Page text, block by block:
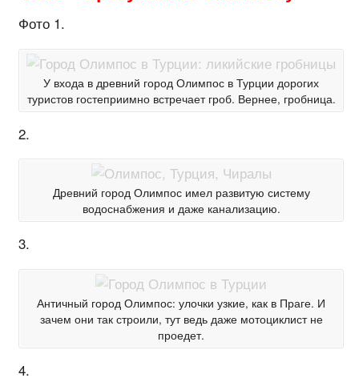
Фото 1.
У входа в древний город Олимпос в Турции дорогих
туристов гостеприимно встречает гроб. Вернее, гробница.
2.
Древний город Олимпос имел развитую систему
водоснабжения и даже канализацию.
3.
Античный город Олимпос: улочки узкие, как в Праге. И
зачем они так строили, тут ведь даже мотоциклист не
проедет.
4.